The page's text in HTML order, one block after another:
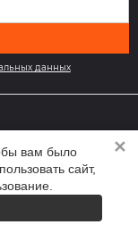
вам было
сайт,
✕
данных
и обуви med-